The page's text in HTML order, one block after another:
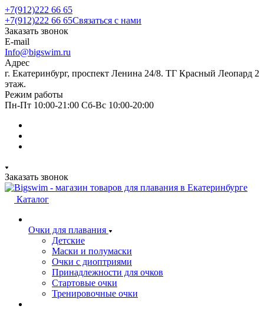
+7(912)222 66 65
+7(912)222 66 65Связаться с нами
Заказать звонок
E-mail
Info@bigswim.ru
Адрес
г. Екатеринбург, проспект Ленина 24/8. ТГ Красный Леопард 2
этаж.
Режим работы
Пн-Пт 10:00-21:00 Сб-Вс 10:00-20:00
Заказать звонок
Каталог
Очки для плавания
Детские
Маски и полумаски
Очки с диоптриями
Принадлежности для очков
Стартовые очки
Тренировочные очки